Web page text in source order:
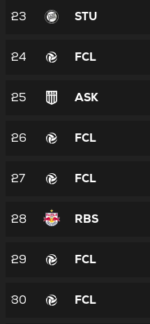
23 STU
24 FCL
25 ASK
26 FCL
27 FCL
28 RBS
29 FCL
30 FCL